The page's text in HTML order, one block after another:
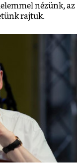
nézünk, az
rajtuk.